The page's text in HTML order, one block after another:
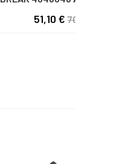
51,10 € 70,00 €